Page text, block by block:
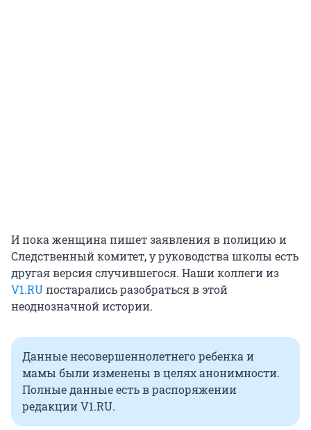
И пока женщина пишет заявления в полицию и
Следственный комитет, у руководства школы есть
другая версия случившегося. Наши коллеги из
V1.RUпостарались разобраться в этой
неоднозначной истории.
Данные несовершеннолетнего ребенка и
мамы были изменены в целях анонимности.
Полные данные есть в распоряжении
редакции V1.RU.